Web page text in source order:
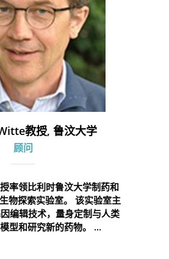
教授, 鲁汶大学
顾问
率领比利时鲁汶大学制药和
物探索实验室。 该实验室主
编辑技术，量身定制与人类
型和研究新的药物。 ...